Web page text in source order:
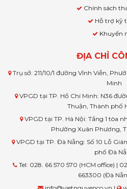
Chính sách
Hỗ trợ kỹ
Khuyến
ĐỊA CHỈ
Trụ sở: 211/10/1 đường Vĩnh Viễn,
Minh
VPGD tại TP. Hồ Chí Minh: N36
Thuận, Thành phố
VPGD tại TP. Hà Nội: Tầng 1 tòa
Phường Xuân Phương,
VPGD tại TP. Đà Nẵng: Số 10 Lỗ
phố Đà
Tel: 028. 66 570 570 (HCM office) |
663300 (Đà